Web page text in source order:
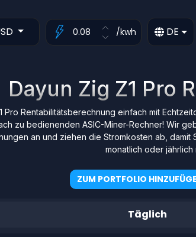
/kwh DE
Dayun Zig Z1 Pro
Pro Rentabilitätsberechnung einfach mit
zu bedienenden ASIC-Miner-Rechner! Wir
an und ziehen die Stromkosten ab, damit
monatlich oder jährlich
ZUM PORTFOLIO
Täglich